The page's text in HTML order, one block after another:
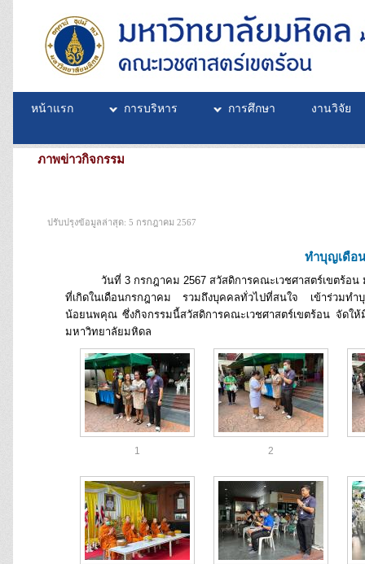
หน้าแรก การบริหาร การศึกษา งานวิจัย
ภาพข่าวกิจกรรม
ปรับปรุงข้อมูลล่าสุด: 5 กรกฎาคม 2567
ทำบุญเดือ
วันที่ 3 กรกฎาคม 2567 สวัสดิการคณะเวชศาสตร์เขตร้อน ม
ที่เกิดในเดือนกรกฎาคม รวมถึงบุคคลทั่วไปที่สนใจ เข้าร่วม
น้อยนพคุณ ซึ่งกิจกรรมนี้สวัสดิการคณะเวชศาสตร์เขตร้อน จัดใ
มหาวิทยาลัยมหิดล
1 2